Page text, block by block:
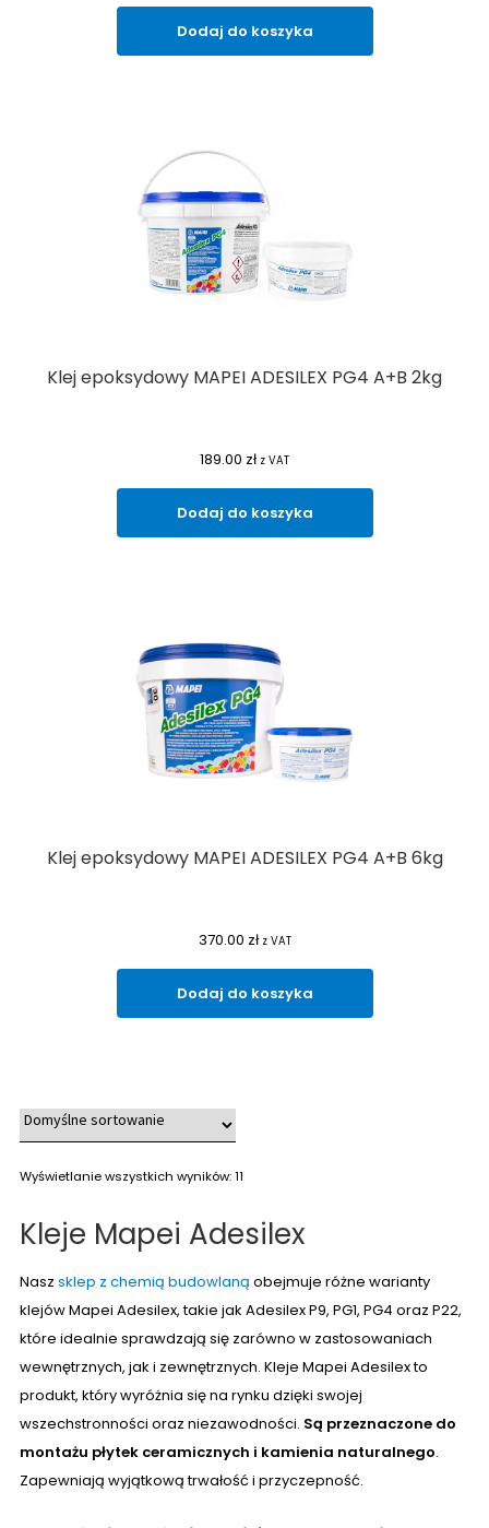
Dodaj do koszyka
Klej epoksydowy MAPEI ADESILEX PG4 A+B 2kg
189.00 zł z VAT
Dodaj do koszyka
Klej epoksydowy MAPEI ADESILEX PG4 A+B 6kg
370.00 zł z VAT
Dodaj do koszyka
Wyświetlanie wszystkich wyników: 11
Kleje Mapei Adesilex
Nasz sklep z chemią budowlaną obejmuje różne warianty
klejów Mapei Adesilex, takie jak Adesilex P9, PG1, PG4 oraz P22,
które idealnie sprawdzają się zarówno w zastosowaniach
wewnętrznych, jak i zewnętrznych. Kleje Mapei Adesilex to
produkt, który wyróżnia się na rynku dzięki swojej
wszechstronności oraz niezawodności. Są przeznaczone do
montażu płytek ceramicznych i kamienia naturalnego.
Zapewniają wyjątkową trwałość i przyczepność.